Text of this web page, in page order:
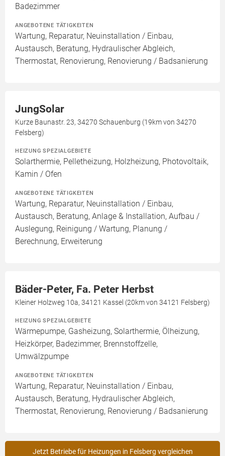
Badezimmer
ANGEBOTENE TÄTIGKEITEN
Wartung, Reparatur, Neuinstallation / Einbau,
Austausch, Beratung, Hydraulischer Abgleich,
Thermostat, Renovierung, Renovierung / Badsanierung
JungSolar
Kurze Baunastr. 23, 34270 Schauenburg (19km von 34270
Felsberg)
HEIZUNG SPEZIALGEBIETE
Solarthermie, Pelletheizung, Holzheizung, Photovoltaik,
Kamin / Ofen
ANGEBOTENE TÄTIGKEITEN
Wartung, Reparatur, Neuinstallation / Einbau,
Austausch, Beratung, Anlage & Installation, Aufbau /
Auslegung, Reinigung / Wartung, Planung /
Berechnung, Erweiterung
Bäder-Peter, Fa. Peter Herbst
Kleiner Holzweg 10a, 34121 Kassel (20km von 34121 Felsberg)
HEIZUNG SPEZIALGEBIETE
Wärmepumpe, Gasheizung, Solarthermie, Ölheizung,
Heizkörper, Badezimmer, Brennstoffzelle,
Umwälzpumpe
ANGEBOTENE TÄTIGKEITEN
Wartung, Reparatur, Neuinstallation / Einbau,
Austausch, Beratung, Hydraulischer Abgleich,
Thermostat, Renovierung, Renovierung / Badsanierung
Jetzt Betriebe für Heizungen in Felsberg vergleichen